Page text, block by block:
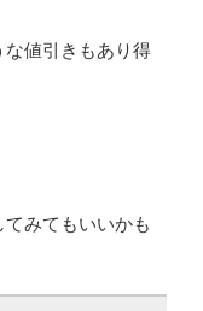
値引きもあり得
みてもいいかも